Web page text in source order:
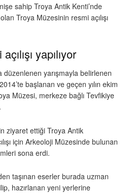
sahip Troya Antik Kenti’nde
Troya Müzesinin resmi açılışı
yapılıyor
düzenlenen yarışmayla belirlenen
başlanan ve geçen yılın ekim
Müzesi, merkeze bağlı Tevfikiye
ziyaret ettiği Troya Antik
için Arkeoloji Müzesinde bulunan
sona erdi.
taşınan eserler burada uzman
hazırlanan yeni yerlerine